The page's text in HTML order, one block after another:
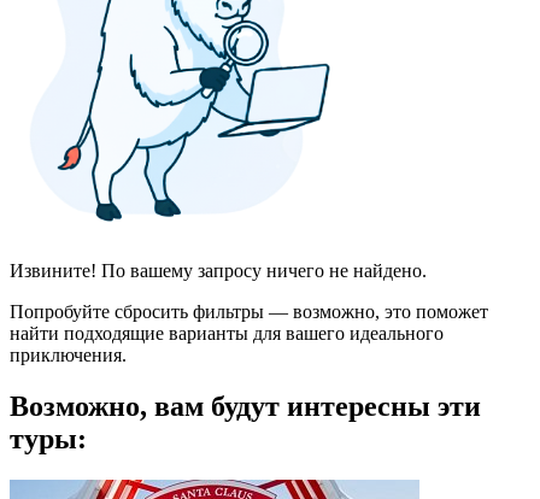
Извините! По вашему запросу ничего не найдено.
Попробуйте сбросить фильтры — возможно, это поможет
найти подходящие варианты для вашего идеального
приключения.
Возможно, вам будут интересны эти
туры: